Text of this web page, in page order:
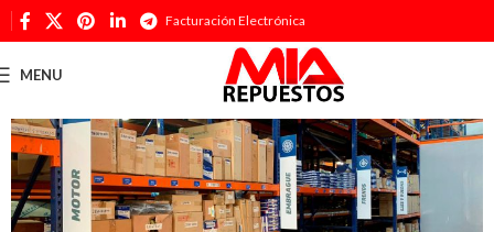
Facturación Electrónica
MENU